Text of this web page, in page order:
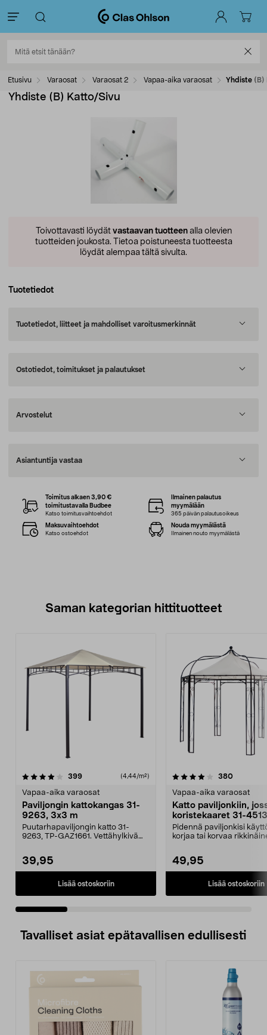
Etusivu Varaosat Varaosat 2 Vapaa-aika varaosat Yhdiste
Yhdiste (B) Katto/Sivu
Toivottavasti löydät vastaavan tuotteenalla olevien
tuotteiden joukosta. Tietoa poistuneesta tuotteesta
löydät alempaa tältä sivulta.
Tuotetiedot
Tuotetiedot, liitteet ja mahdolliset varoitusmerkinnät
Ostotiedot, toimitukset ja palautukset
Arvostelut
Asiantuntija vastaa
Toimitus alkaen 3,90 €
toimitustavalla Budbee
Katso toimitusvaihtoehdot
Ilmainen palautus
myymälään
365 päivän palautusoikeus
Maksuvaihtoehdot
Katso ostoehdot
Nouda myymälästä
Ilmainen nouto myymälästä
Saman kategorian hittituotteet
399arvostelut (4,44/m²)
Vapaa-aika varaosat
Paviljongin kattokangas 31-
9263, 3x3 m
Puutarhapaviljongin katto 31-
9263, TP-GAZ1661. Vettähylkivä
39,95
Lisää ostoskoriin
4.0 viidestä
380arvostelut
Vapaa-aika varaosat
Katto paviljonkiin,
koristekaaret 31-4513
Pidennä paviljonkisi
korjaa tai korvaa
49,95
Lisää ostoskoriin
5.0 viidestä
Tavalliset asiat epätavallisen edullisesti